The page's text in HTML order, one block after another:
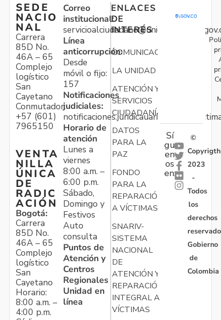
SEDE
NACIO
NAL
Carrera
85D No.
46A – 65
Complejo
logístico
San
Cayetano
Conmutador:
+57 (601)
7965150
VENTA
NILLA
ÚNICA
DE
RADIC
ACIÓN
Bogotá:
Carrera
85D No.
46A – 65
Complejo
logístico
San
Cayetano
Horario:
8:00 a.m. –
4:00 p.m.
Correo
institucional:
Línea
anticorrupción:
Desde
móvil o fijo:
157
Notificaciones
judiciales:
Horario de
atención
Lunes a
viernes
8:00 a.m. –
6:00 p.m.
Sábado,
Domingo y
Festivos
Auto
consulta
Puntos de
Atención y
Centros
Regionales
Unidad en
línea
ENLACES
DE
INTERÉS
COMUNICACIONES
LA UNIDAD
ATENCIÓN Y
SERVICIOS
CIUDADANÍA
DATOS
PARA LA
PAZ
FONDO
PARA LA
REPARACIÓN
A VÍCTIMAS
SNARIV-
SISTEMA
NACIONAL
DE
ATENCIÓN Y
REPARACIÓN
INTEGRAL A
VÍCTIMAS
Sí
gu
en
os
en:
©
Copyrigth
2023
-
Todos
los
derechos
Gobierno
de
Colombia